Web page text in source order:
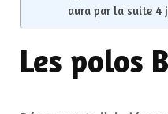
aura par la suite 4
Les polos